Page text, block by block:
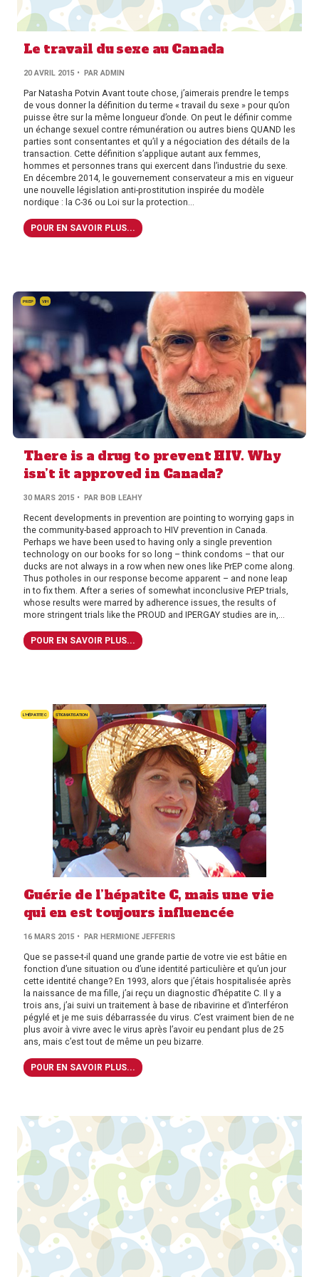
Le travail du sexe au Canada
20 AVRIL 2015 PAR
• PAR ADMIN
Par Natasha Potvin Avant toute chose, j’aimerais prendre le temps
de vous donner la définition du terme « travail du sexe » pour qu’on
puisse être sur la même longueur d’onde. On peut le définir comme
un échange sexuel contre rémunération ou autres biens QUAND les
parties sont consentantes et qu’il y a négociation des détails de la
transaction. Cette définition s’applique autant aux femmes,
hommes et personnes trans qui exercent dans l’industrie du sexe.
En décembre 2014, le gouvernement conservateur a mis en vigueur
une nouvelle législation anti-prostitution inspirée du modèle
nordique : la C-36 ou Loi sur la protection...
POUR EN SAVOIR PLUS...
PREP VIH
There is a drug to prevent HIV. Why
isn’t it approved in Canada?
30 MARS 2015 • PAR BOB LEAHY
Recent developments in prevention are pointing to worrying gaps in
the community-based approach to HIV prevention in Canada.
Perhaps we have been used to having only a single prevention
technology on our books for so long – think condoms – that our
ducks are not always in a row when new ones like PrEP come along.
Thus potholes in our response become apparent – and none leap
in to fix them. After a series of somewhat inconclusive PrEP trials,
whose results were marred by adherence issues, the results of
more stringent trials like the PROUD and IPERGAY studies are in,...
POUR EN SAVOIR PLUS...
L'HÉPATITE C STIGMATISATION
Guérie de l’hépatite C, mais une vie
qui en est toujours influencée
16 MARS 2015 • PAR HERMIONE JEFFERIS
Que se passe-t-il quand une grande partie de votre vie est bâtie en
fonction d’une situation ou d’une identité particulière et qu’un jour
cette identité change? En 1993, alors que j’étais hospitalisée après
la naissance de ma fille, j’ai reçu un diagnostic d’hépatite C. Il y a
trois ans, j’ai suivi un traitement à base de ribavirine et d’interféron
pégylé et je me suis débarrassée du virus. C’est vraiment bien de ne
plus avoir à vivre avec le virus après l’avoir eu pendant plus de 25
ans, mais c’est tout de même un peu bizarre.
POUR EN SAVOIR PLUS...